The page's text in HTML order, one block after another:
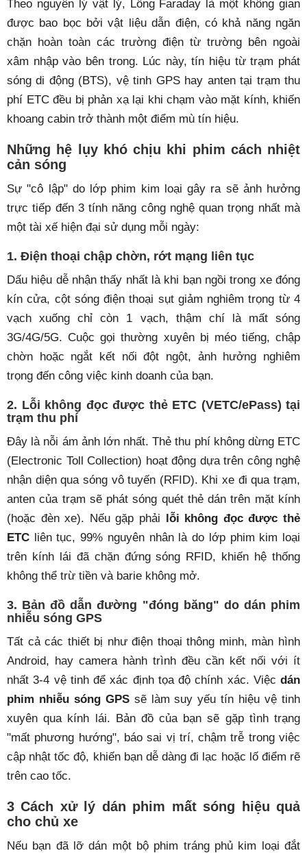
Theo nguyên lý vật lý, Lồng Faraday là một không gian
được bao bọc bởi vật liệu dẫn điện, có khả năng ngăn
chặn hoàn toàn các trường điện từ trường bên ngoài
xâm nhập vào bên trong. Lúc này, tín hiệu từ trạm phát
sóng di động (BTS), vệ tinh GPS hay anten tại trạm thu
phí ETC đều bị phản xạ lại khi chạm vào mặt kính, khiến
khoang cabin trở thành một điểm mù tín hiệu.
Những hệ lụy khó chịu khi phim cách nhiệt
cản sóng
Sự "cô lập" do lớp phim kim loại gây ra sẽ ảnh hưởng
trực tiếp đến 3 tính năng công nghệ quan trọng nhất mà
một tài xế hiện đại sử dụng mỗi ngày:
1. Điện thoại chập chờn, rớt mạng liên tục
Dấu hiệu dễ nhận thấy nhất là khi bạn ngồi trong xe đóng
kín cửa, cột sóng điện thoại sụt giảm nghiêm trọng từ 4
vạch xuống chỉ còn 1 vạch, thậm chí là mất sóng
3G/4G/5G. Cuộc gọi thường xuyên bị méo tiếng, chập
chờn hoặc ngắt kết nối đột ngột, ảnh hưởng nghiêm
trọng đến công việc kinh doanh của bạn.
2. Lỗi không đọc được thẻ ETC (VETC/ePass) tại
trạm thu phí
Đây là nỗi ám ảnh lớn nhất. Thẻ thu phí không dừng ETC
(Electronic Toll Collection) hoạt động dựa trên công nghệ
nhận diện qua sóng vô tuyến (RFID). Khi xe đi qua trạm,
anten của trạm sẽ phát sóng quét thẻ dán trên mặt kính
(hoặc đèn xe). Nếu gặp phải lỗi không đọc được thẻ
ETC liên tục, 99% nguyên nhân là do lớp phim kim loại
trên kính lái đã chặn đứng sóng RFID, khiến hệ thống
không thể trừ tiền và barie không mở.
3. Bản đồ dẫn đường "đóng băng" do dán phim
nhiễu sóng GPS
Tất cả các thiết bị như điện thoại thông minh, màn hình
Android, hay camera hành trình đều cần kết nối với ít
nhất 3-4 vệ tinh để xác định tọa độ chính xác. Việc dán
phim nhiễu sóng GPSsẽ làm suy yếu tín hiệu vệ tinh
xuyên qua kính lái. Bản đồ của bạn sẽ gặp tình trạng
"mất phương hướng", báo sai vị trí, chậm trễ trong việc
cập nhật tốc độ, khiến bạn dễ dàng đi lạc hoặc lố điểm rẽ
trên cao tốc.
3 Cách xử lý dán phim mất sóng hiệu quả
cho chủ xe
Nếu bạn đã lỡ dán một bộ phim tráng phủ kim loại đắt